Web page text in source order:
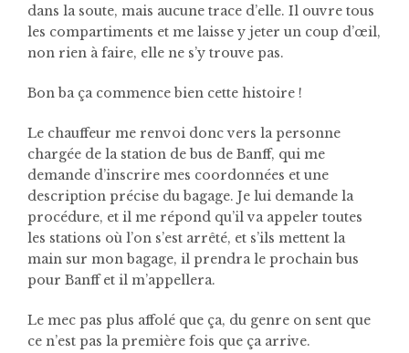
dans la soute, mais aucune trace d’elle. Il ouvre tous
les compartiments et me laisse y jeter un coup d’œil,
non rien à faire, elle ne s’y trouve pas.
Bon ba ça commence bien cette histoire !
Le chauffeur me renvoi donc vers la personne
chargée de la station de bus de Banff, qui me
demande d’inscrire mes coordonnées et une
description précise du bagage. Je lui demande la
procédure, et il me répond qu’il va appeler toutes
les stations où l’on s’est arrêté, et s’ils mettent la
main sur mon bagage, il prendra le prochain bus
pour Banff et il m’appellera.
Le mec pas plus affolé que ça, du genre on sent que
ce n’est pas la première fois que ça arrive.